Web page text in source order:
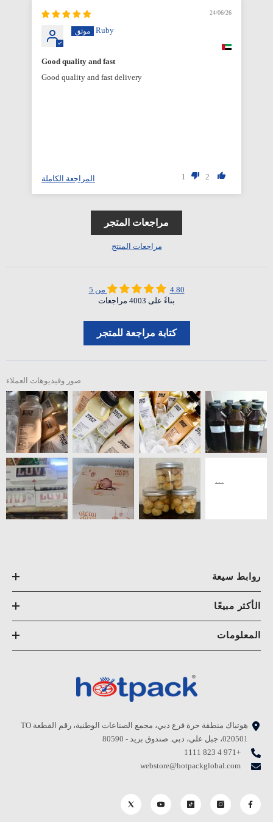
24/06/26
Ruby
Good quality and fast
Good quality and fast delivery
2
1 المراجعة الكاملة
مراجعات المتجر
مراجعات المنتج
4.80 من 5
بناءً على 4003 مراجعات
كتابة مراجعة للمتجر
صور وفيديوهات العملاء
روابط سيعة
الأكثر مبيعًا
المعلومات
هوتباك منطقة حرة فرع دبي، مجمع الصناعات الوطنية، رقم القطعة TO
020501، جبل علي، دبي. صندوق بريد - 80590
+971 4 823 1111
webstore@hotpackglobal.com